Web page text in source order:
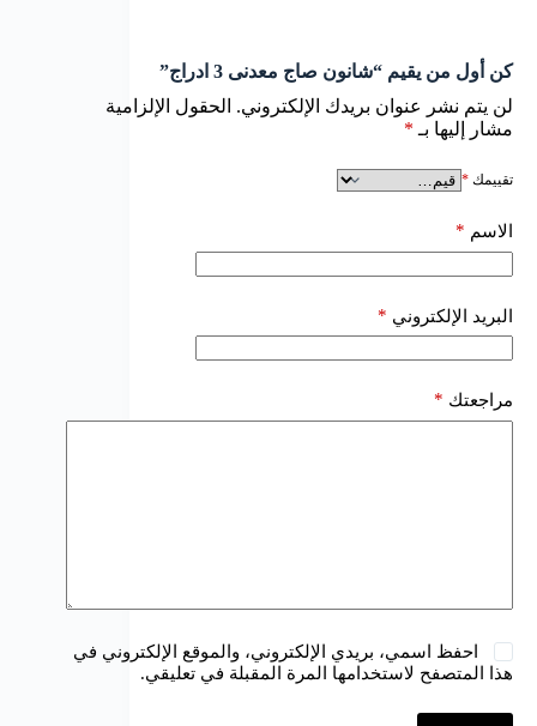
كن أول من يقيم “شانون صاج معدنى 3 ادراج”
لن يتم نشر عنوان بريدك الإلكتروني. الحقول الإلزامية
مشار إليها بـ *
تقييمك *
الاسم *
البريد الإلكتروني *
مراجعتك *
احفظ اسمي، بريدي الإلكتروني، والموقع الإلكتروني في
هذا المتصفح لاستخدامها المرة المقبلة في تعليقي.